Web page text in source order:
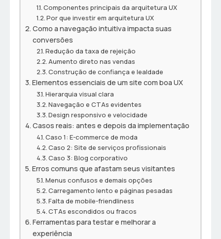
Componentes principais da arquitetura UX
Por que investir em arquitetura UX
Como a navegação intuitiva impacta suas
conversões
Redução da taxa de rejeição
Aumento direto nas vendas
Construção de confiança e lealdade
Elementos essenciais de um site com boa UX
Hierarquia visual clara
Navegação e CTAs evidentes
Design responsivo e velocidade
Casos reais: antes e depois da implementação
Caso 1: E-commerce de moda
Caso 2: Site de serviços profissionais
Caso 3: Blog corporativo
Erros comuns que afastam seus visitantes
Menus confusos e demais opções
Carregamento lento e páginas pesadas
Falta de mobile-friendliness
CTAs escondidos ou fracos
Ferramentas para testar e melhorar a
experiência